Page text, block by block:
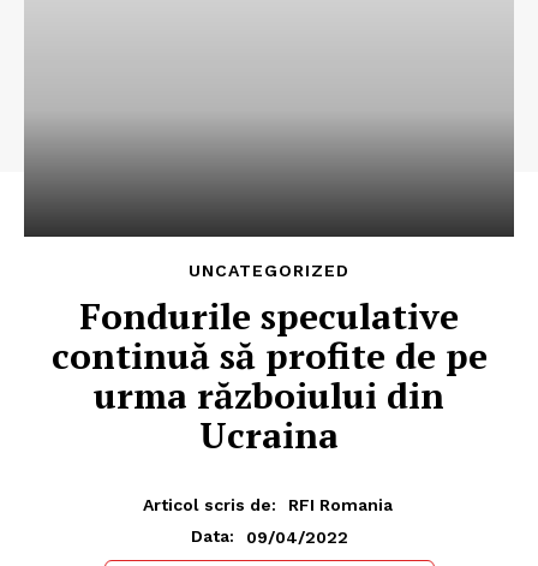
UNCATEGORIZED
Fondurile speculative
continuă să profite de pe
urma războiului din
Ucraina
Articol scris de:
RFI Romania
Data:
09/04/2022